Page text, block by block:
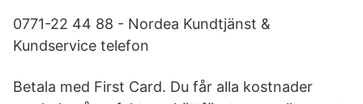
0771-22 44 88 - Nordea Kundtjänst &
Kundservice telefon
Betala med First Card. Du får alla kostnader